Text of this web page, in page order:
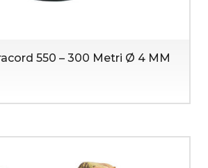
550 – 300 Metri Ø 4 MM